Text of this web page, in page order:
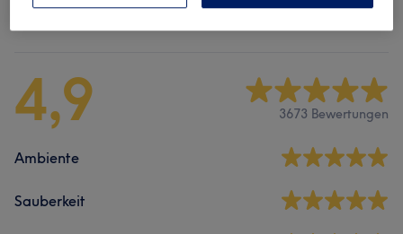
4,9 3673 Bewertungen
Ambiente
Sauberkeit